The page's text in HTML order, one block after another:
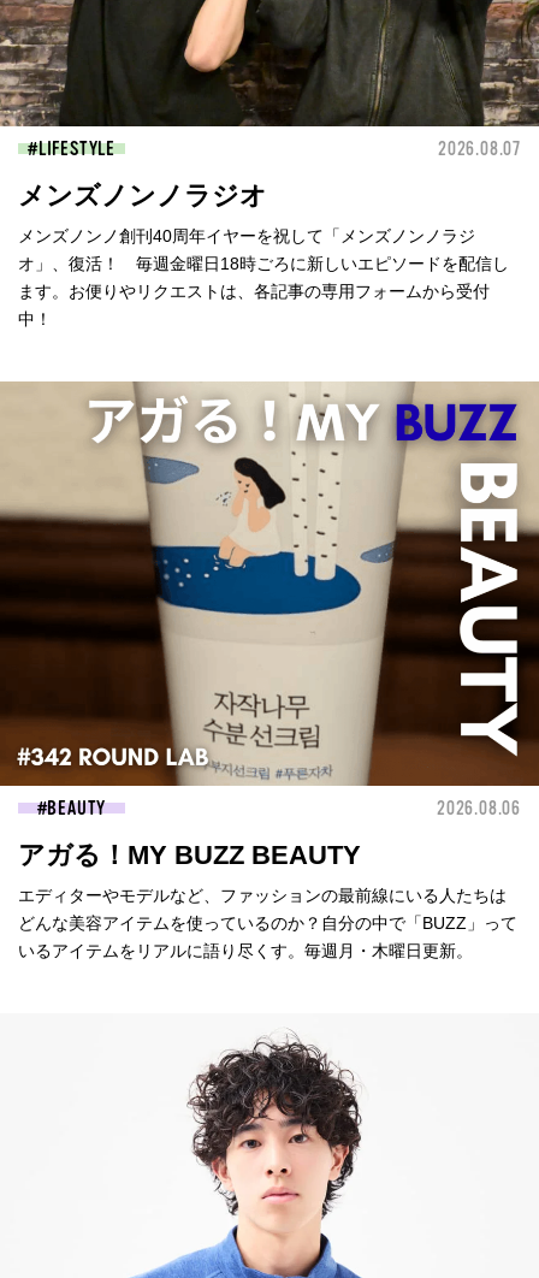
LIFESTYLE 2026.08.07
メンズノンノラジオ
メンズノンノ創刊40周年イヤーを祝して「メンズノンノラジ
オ」、復活！ 毎週金曜日18時ごろに新しいエピソードを配信し
ます。お便りやリクエストは、各記事の専用フォームから受付
中！
BEAUTY 2026.08.06
アガる！MY BUZZ BEAUTY
エディターやモデルなど、ファッションの最前線にいる人たちは
どんな美容アイテムを使っているのか？自分の中で「BUZZ」って
いるアイテムをリアルに語り尽くす。毎週月・木曜日更新。